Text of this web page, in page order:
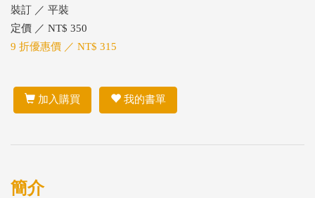
裝訂 ／ 平裝
定價 ／ NT$ 350
9 折優惠價 ／ NT$ 315
加入購買 我的書單
簡介